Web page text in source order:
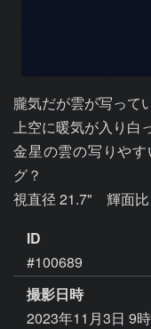
朧気だが雲が写って
上空に暖気が入り白
金星の雲の写りや
グ？
視直径 21.7"　輝面
ID
#100689
撮影日時
2023年11月3日 9